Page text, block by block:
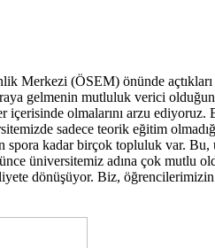
Merkezi (ÖSEM) önünde açtıkları
gelmenin mutluluk verici
olmalarını arzu
sadece teorik eğitim
kadar birçok topluluk var.
üniversitemiz adına çok
dönüşüyor. Biz,